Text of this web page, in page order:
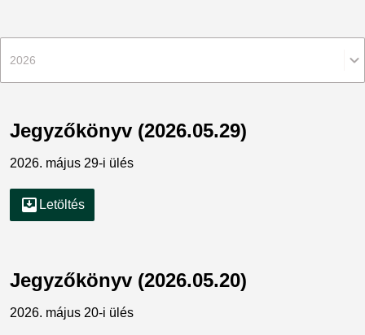
2026
Jegyzőkönyv (2026.05.29)
2026. május 29-i ülés
move_to_inbox Letöltés
Jegyzőkönyv (2026.05.20)
2026. május 20-i ülés